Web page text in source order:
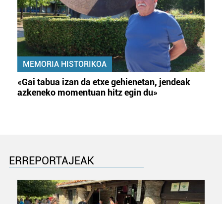
MEMORIA HISTORIKOA
«Gai tabua izan da etxe gehienetan, jendeak
azkeneko momentuan hitz egin du»
ERREPORTAJEAK